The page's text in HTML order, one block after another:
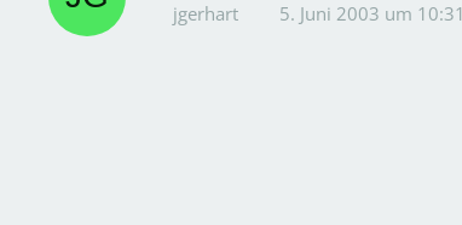
jgerhart 5. Juni 2003 um 10:31